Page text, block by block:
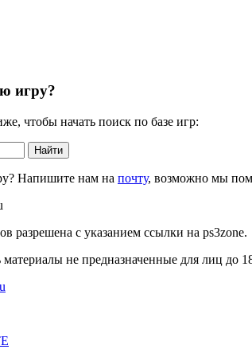
игру?
чтобы начать поиск по базе игр:
Напишите нам на почту, возможно мы
разрешена с указанием ссылки на ps3zone.
не предназначенные для лиц до